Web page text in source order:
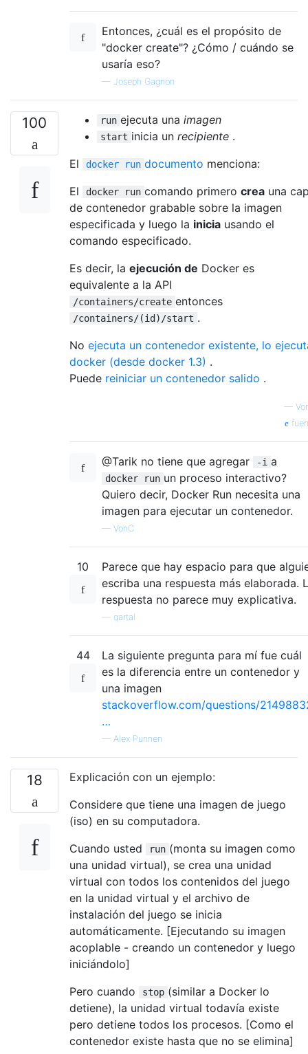
Entonces, ¿cuál es el propósito de
"docker create"? ¿Cómo / cuándo se
usaría eso?
— Joseph Gagnon
100 run ejecuta una imagen
start inicia un recipiente .
El
docker run documento menciona:
El
docker run comando primero crea una
de contenedor grabable sobre la imagen
especificada y luego la inicia usando el
comando especificado.
Es decir, la ejecución de Docker es
equivalente a la API
/containers/create entonces
/containers/(id)/start .
No ejecuta un contenedor existente, lo
docker (desde docker 1.3) .
Puede reiniciar un contenedor salido .
—
@Tarik no tiene que agregar -i a
docker run un proceso interactivo?
Quiero decir, Docker Run necesita una
imagen para ejecutar un contenedor.
— VonC
10
Parece que hay espacio para que
escriba una respuesta más elaborada.
respuesta no parece muy explicativa.
qartal
44
La siguiente pregunta para mí fue cuál
es la diferencia entre un contenedor y
una imagen
stackoverflow.com/questions/
…
— Alex Punnen
18
Explicación con un ejemplo:
Considere que tiene una imagen de juego
(iso) en su computadora.
Cuando usted
run (monta su imagen como
una unidad virtual), se crea una unidad
virtual con todos los contenidos del juego
en la unidad virtual y el archivo de
instalación del juego se inicia
automáticamente. [Ejecutando su imagen
acoplable - creando un contenedor y luego
iniciándolo]
Pero cuando
stop (similar a Docker lo
detiene), la unidad virtual todavía existe
pero detiene todos los procesos. [Como el
contenedor existe hasta que no se elimina]